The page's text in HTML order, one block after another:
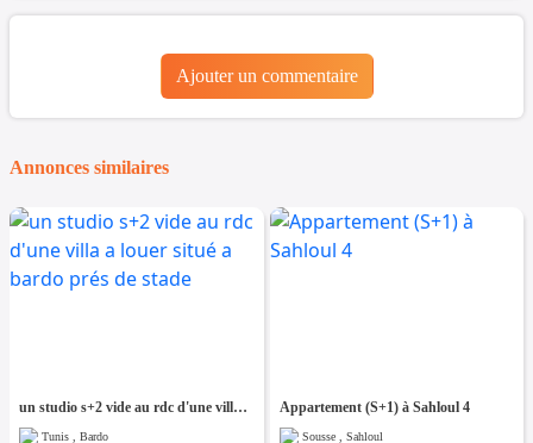
Ajouter un commentaire
Annonces similaires
un studio s+2 vide au rdc d'une villa a louer situé a bardo prés de stade
Tunis , Bardo
Appartement (S+1) à Sahloul 4
Sousse , Sahloul